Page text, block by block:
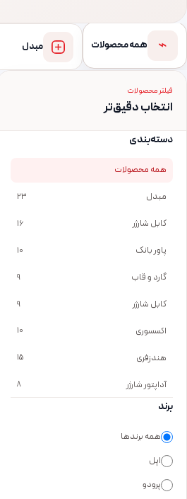
⌁ همه محصولات مبدل
فیلتر محصولات
انتخاب دقیق‌تر
دسته‌بندی
همه محصولات
مبدل 23
کابل شارژر 16
پاور بانک 10
گارد و قاب 9
کابل شارژر 9
اکسسوری 10
هندزفری 15
آداپتور شارژر 8
برند
همه برندها
اپل
پرودو